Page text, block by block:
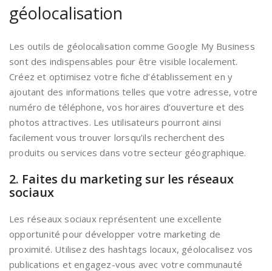
géolocalisation
Les outils de géolocalisation comme Google My Business
sont des indispensables pour être visible localement.
Créez et optimisez votre fiche d’établissement en y
ajoutant des informations telles que votre adresse, votre
numéro de téléphone, vos horaires d’ouverture et des
photos attractives. Les utilisateurs pourront ainsi
facilement vous trouver lorsqu’ils recherchent des
produits ou services dans votre secteur géographique.
2. Faites du marketing sur les réseaux
sociaux
Les réseaux sociaux représentent une excellente
opportunité pour développer votre marketing de
proximité. Utilisez des hashtags locaux, géolocalisez vos
publications et engagez-vous avec votre communauté